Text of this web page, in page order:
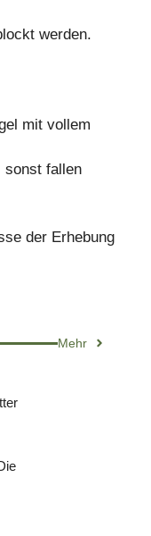
werden.
mit vollem
sonst fallen
der Erhebung
Mehr